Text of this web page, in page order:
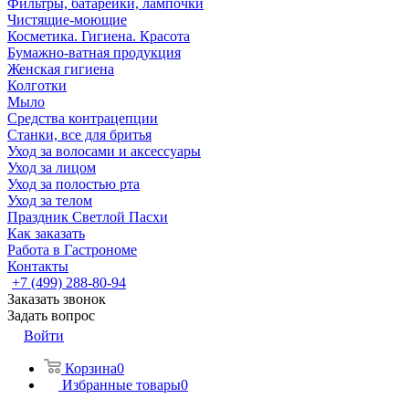
Фильтры, батарейки, лампочки
Чистящие-моющие
Косметика. Гигиена. Красота
Бумажно-ватная продукция
Женская гигиена
Колготки
Мыло
Средства контрацепции
Станки, все для бритья
Уход за волосами и аксессуары
Уход за лицом
Уход за полостью рта
Уход за телом
Праздник Светлой Пасхи
Как заказать
Работа в Гастрономе
Контакты
+7 (499) 288-80-94
Заказать звонок
Задать вопрос
Войти
Корзина0
Избранные товары0